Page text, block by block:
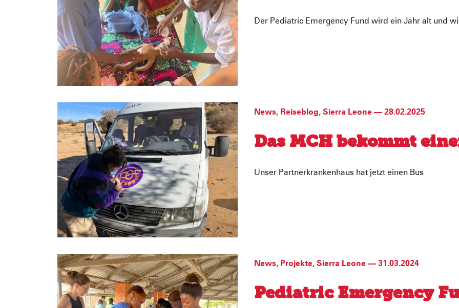
Der Pediatric Emergency Fund wird ein Jahr alt und
News, Reiseblog, Sierra Leone — 28.02.2025
Das MCH bekommt
Unser Partnerkrankenhaus hat jetzt einen Bus
News, Projekte, Sierra Leone — 31.03.2024
Pediatric Emergency